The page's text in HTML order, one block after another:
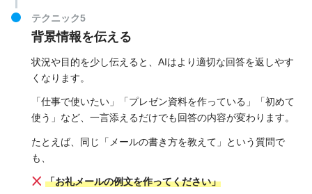
テクニック5
背景情報を伝える
状況や目的を少し伝えると、AIはより適切な回答を返しやす
くなります。
「仕事で使いたい」「プレゼン資料を作っている」「初めて
使う」など、一言添えるだけでも回答の内容が変わります。
たとえば、同じ「メールの書き方を教えて」という質問で
も、
「お礼メールの例文を作ってください」